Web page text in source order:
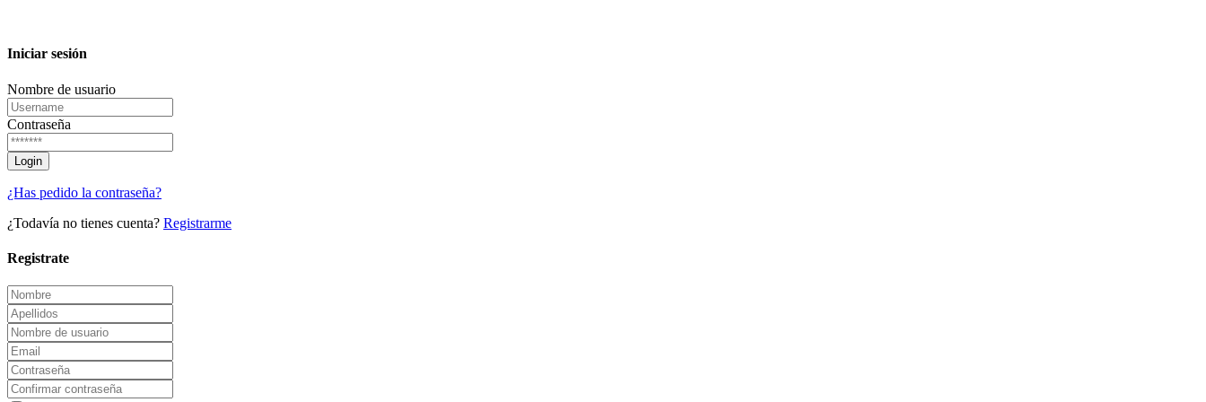
Iniciar sesión
Nombre de usuario
Contraseña
¿Has pedido la contraseña?
¿Todavía no tienes cuenta? Registrarme
Registrate